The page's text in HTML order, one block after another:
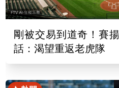
剛被交易到道奇！賽
話：渴望重返老虎隊